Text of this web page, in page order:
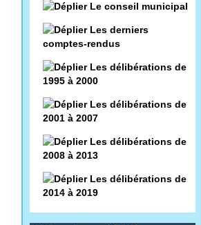
Le conseil municipal
Les derniers
comptes-rendus
Les délibérations de
1995 à 2000
Les délibérations de
2001 à 2007
Les délibérations de
2008 à 2013
Les délibérations de
2014 à 2019